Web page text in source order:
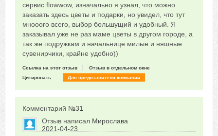
сервис flowwow, изначально я узнал, что можно
заказать здесь цветы и подарки, но увидел, что тут
мнооого всего, выбор большущий и удобный. Я
заказывал уже не раз маме цветы в другом городе, а
так же подружкам и начальнице милые и няшные
сувенирчики, крайне удобно))
Ссылка на этот отзыв
Отзыв в отдельном окне
Цитировать
Для представителя компании
Комментарий №31
Отзыв написал Мирослава
2021-04-23